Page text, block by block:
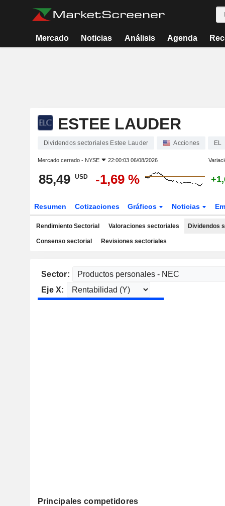
Mercado Noticias Análisis Agenda
ESTEE LAUDER
Dividendos sectoriales Estee Lauder Acciones EL
Mercado cerrado - NYSE 22:00:03 06/08/2026
85,49 USD -1,69 %
Resumen Cotizaciones Gráficos Noticias
Rendimiento Sectorial Valoraciones sectoriales Dividendos
Consenso sectorial Revisiones sectoriales
Sector:
Eje X:
Principales competidores